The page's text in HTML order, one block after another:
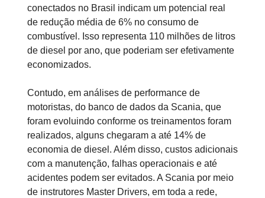
conectados no Brasil indicam um potencial real
de redução média de 6% no consumo de
combustível. Isso representa 110 milhões de litros
de diesel por ano, que poderiam ser efetivamente
economizados.
Contudo, em análises de performance de
motoristas, do banco de dados da Scania, que
foram evoluindo conforme os treinamentos foram
realizados, alguns chegaram a até 14% de
economia de diesel. Além disso, custos adicionais
com a manutenção, falhas operacionais e até
acidentes podem ser evitados. A Scania por meio
de instrutores Master Drivers, em toda a rede,